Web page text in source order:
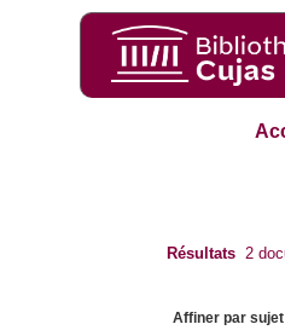
Résultats 2
Affiner par sujet